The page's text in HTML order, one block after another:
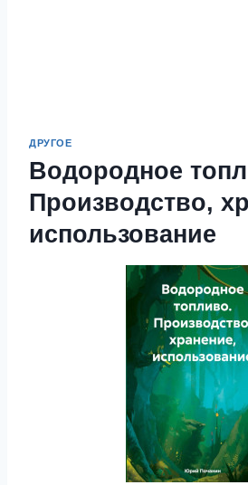
ДРУГОЕ
Водородное
Производство,
использование